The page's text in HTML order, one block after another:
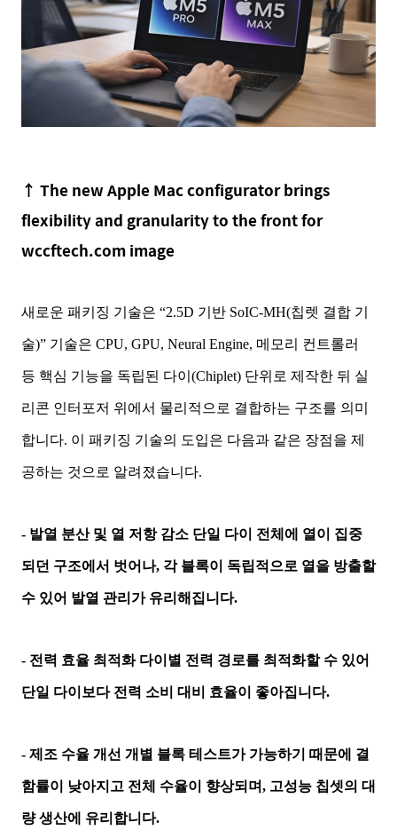
↑ The new Apple Mac configurator brings
flexibility and granularity to the front for
wccftech.com image
새로운 패키징 기술은 “2.5D 기반 SoIC-MH(칩렛 결합 기
술)” 기술은 CPU, GPU, Neural Engine, 메모리 컨트롤러
등 핵심 기능을 독립된 다이(Chiplet) 단위로 제작한 뒤 실
리콘 인터포저 위에서 물리적으로 결합하는 구조를 의미
합니다. 이 패키징 기술의 도입은 다음과 같은 장점을 제
공하는 것으로 알려졌습니다.
- 발열 분산 및 열 저항 감소 단일 다이 전체에 열이 집중
되던 구조에서 벗어나, 각 블록이 독립적으로 열을 방출할
수 있어 발열 관리가 유리해집니다.
- 전력 효율 최적화 다이별 전력 경로를 최적화할 수 있어
단일 다이보다 전력 소비 대비 효율이 좋아집니다.
- 제조 수율 개선 개별 블록 테스트가 가능하기 때문에 결
함률이 낮아지고 전체 수율이 향상되며, 고성능 칩셋의 대
량 생산에 유리합니다.